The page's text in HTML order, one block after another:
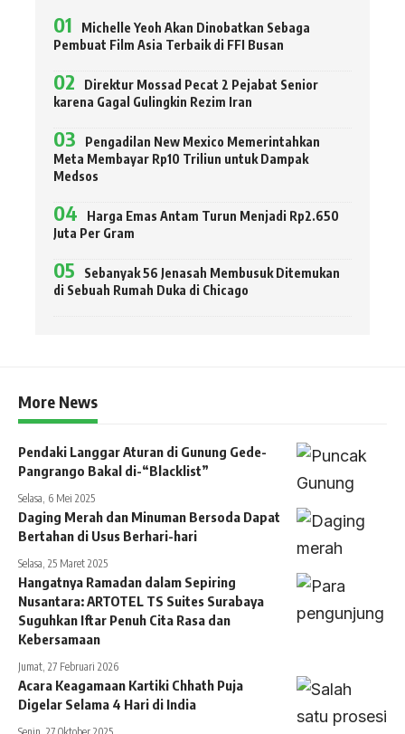
Michelle Yeoh Akan Dinobatkan Sebaga
Pembuat Film Asia Terbaik di FFI Busan
Direktur Mossad Pecat 2 Pejabat Senior
karena Gagal Gulingkin Rezim Iran
Pengadilan New Mexico Memerintahkan
Meta Membayar Rp10 Triliun untuk Dampak
Medsos
Harga Emas Antam Turun Menjadi Rp2.650
Juta Per Gram
Sebanyak 56 Jenasah Membusuk Ditemukan
di Sebuah Rumah Duka di Chicago
More News
Pendaki Langgar Aturan di Gunung Gede-
Pangrango Bakal di-“Blacklist”
Selasa, 6 Mei 2025
Daging Merah dan Minuman Bersoda Dapat
Bertahan di Usus Berhari-hari
Selasa, 25 Maret 2025
Hangatnya Ramadan dalam Sepiring
Nusantara: ARTOTEL TS Suites Surabaya
Suguhkan Iftar Penuh Cita Rasa dan
Kebersamaan
Jumat, 27 Februari 2026
Acara Keagamaan Kartiki Chhath Puja
Digelar Selama 4 Hari di India